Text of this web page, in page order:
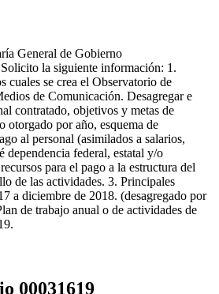
General de Gobierno
Solicito la siguiente información: 1.
cuales se crea el Observatorio de
de Comunicación. Desagregar e
contratado, objetivos y metas de
otorgado por año, esquema de
al personal (asimilados a salarios,
dependencia federal, estatal y/o
para el pago a la estructura del
de las actividades. 3. Principales
a diciembre de 2018. (desagregado por
de trabajo anual o de actividades de
00031619